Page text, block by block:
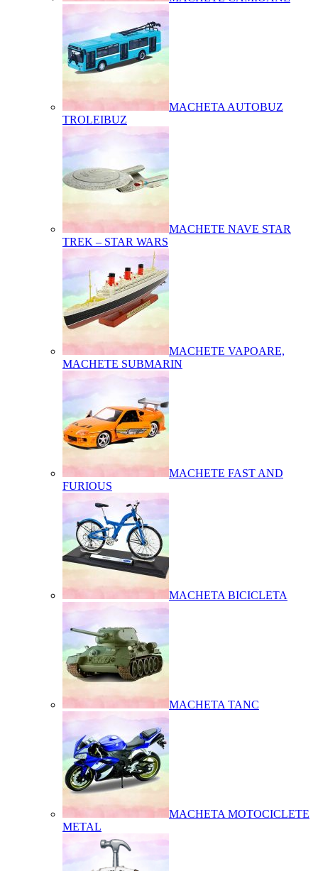
MACHETA AUTOBUZ
TROLEIBUZ
MACHETE NAVE STAR
TREK – STAR WARS
MACHETE VAPOARE,
MACHETE SUBMARIN
MACHETE FAST AND
FURIOUS
MACHETA BICICLETA
MACHETA TANC
MACHETA MOTOCICLETE
METAL